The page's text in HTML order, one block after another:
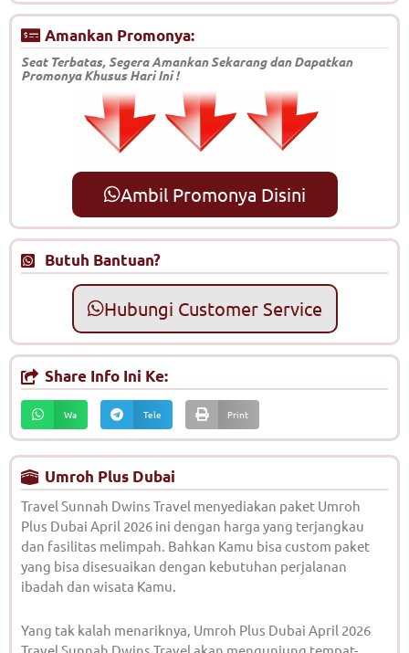
Amankan Promonya:
Seat Terbatas, Segera Amankan Sekarang dan Dapatkan
Promonya Khusus Hari Ini !
Ambil Promonya Disini
Butuh Bantuan?
Hubungi Customer Service
Share Info Ini Ke:
Wa Tele Print
Umroh Plus Dubai
Travel Sunnah Dwins Travel menyediakan paket Umroh
Plus Dubai April 2026 ini dengan harga yang terjangkau
dan fasilitas melimpah. Bahkan Kamu bisa custom paket
yang bisa disesuaikan dengan kebutuhan perjalanan
ibadah dan wisata Kamu.
Yang tak kalah menariknya, Umroh Plus Dubai April 2026